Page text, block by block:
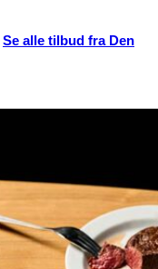
Se alle tilbud fra Den